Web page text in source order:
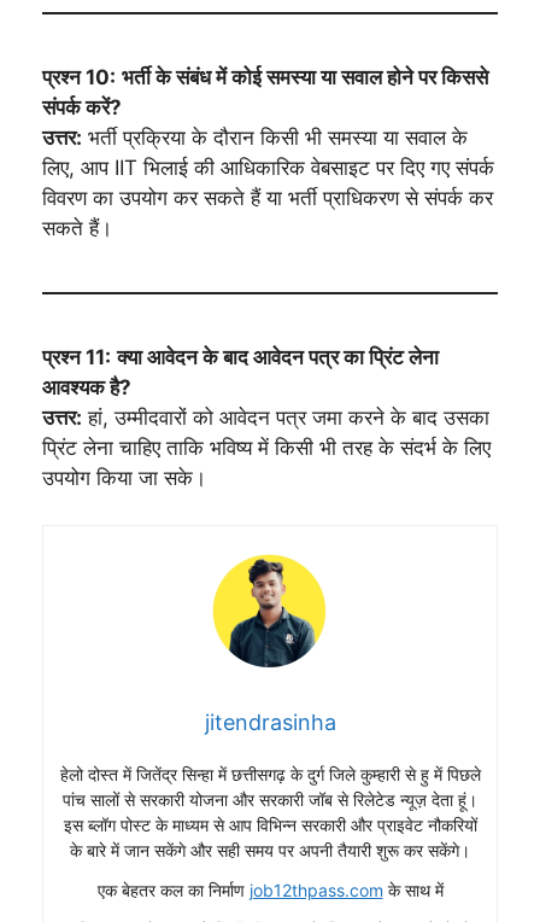
प्रश्न 10: भर्ती के संबंध में कोई समस्या या सवाल होने पर किससे
संपर्क करें?
उत्तर: भर्ती प्रक्रिया के दौरान किसी भी समस्या या सवाल के
लिए, आप IIT भिलाई की आधिकारिक वेबसाइट पर दिए गए संपर्क
विवरण का उपयोग कर सकते हैं या भर्ती प्राधिकरण से संपर्क कर
सकते हैं।
प्रश्न 11: क्या आवेदन के बाद आवेदन पत्र का प्रिंट लेना
आवश्यक है?
उत्तर: हां, उम्मीदवारों को आवेदन पत्र जमा करने के बाद उसका
प्रिंट लेना चाहिए ताकि भविष्य में किसी भी तरह के संदर्भ के लिए
उपयोग किया जा सके।
jitendrasinha
हेलो दोस्त में जितेंद्र सिन्हा में छत्तीसगढ़ के दुर्ग जिले कुम्हारी से हु में पिछले
पांच सालों से सरकारी योजना और सरकारी जॉब से रिलेटेड न्यूज़ देता हूं।
इस ब्लॉग पोस्ट के माध्यम से आप विभिन्न सरकारी और प्राइवेट नौकरियों
के बारे में जान सकेंगे और सही समय पर अपनी तैयारी शुरू कर सकेंगे।
एक बेहतर कल का निर्माण job12thpass.com के साथ में